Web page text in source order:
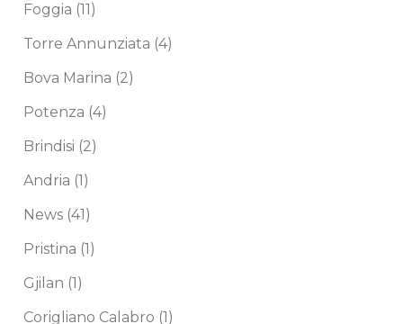
Foggia (11)
Torre Annunziata (4)
Bova Marina (2)
Potenza (4)
Brindisi (2)
Andria (1)
News (41)
Pristina (1)
Gjilan (1)
Corigliano Calabro (1)